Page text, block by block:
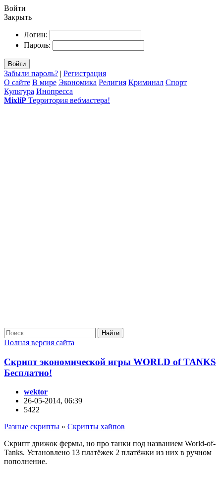
Войти
Закрыть
Логин:
Пароль:
Войти
Забыли пароль? | Регистрация
О сайте В мире Экономика Религия Криминал Спорт
Культура Инопресса
MixliP Территория вебмастера!
Найти
Полная версия сайта
Скрипт экономической игры WORLD of TANKS
Бесплатно!
wektor
26-05-2014, 06:39
5422
Разные скрипты » Скрипты хайпов
Скрипт движок фермы, но про танки под названием World-of-
Tanks. Установлено 13 платёжек 2 платёжки из них в ручном
пополнение.